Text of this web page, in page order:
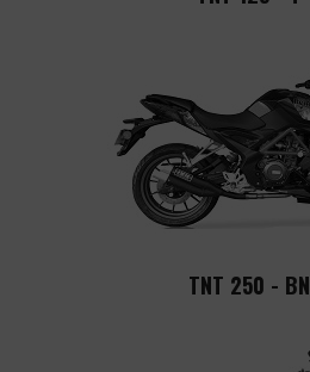
TNT 250 -